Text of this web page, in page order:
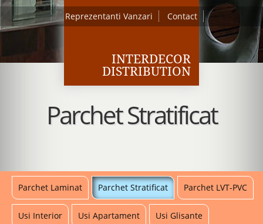
INTERDECOR
DISTRIBUTION
Reprezentanti Vanzari Contact
Parchet Stratificat
Parchet Laminat Parchet Stratificat Parchet LVT-PVC
Usi Interior Usi Apartament Usi Glisante